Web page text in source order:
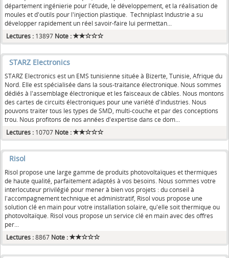
département ingénierie pour l'étude, le développement, et la réalisation de
moules et d'outils pour l'injection plastique. Techniplast Industrie a su
développer rapidement un réel savoir-faire lui permettan...
Lectures : 13897 Note :
STARZ Electronics
STARZ Electronics est un EMS tunisienne située à Bizerte, Tunisie, Afrique du
Nord. Elle est spécialisée dans la sous-traitance électronique. Nous sommes
dédiés à l'assemblage électronique et les faisceaux de câbles. Nous montons
des cartes de circuits électroniques pour une variété d'industries. Nous
pouvons traiter tous les types de SMD, multi-couche et par des conceptions
trou. Nous profitons de nos années d'expertise dans ce dom...
Lectures : 10707 Note :
Risol
Risol propose une large gamme de produits photovoltaïques et thermiques
de haute qualité, parfaitement adaptés à vos besoins. Nous sommes votre
interlocuteur privilégié pour mener à bien vos projets : du conseil à
l'accompagnement technique et administratif, Risol vous propose une
solution clé en main pour votre installation solaire, qu'elle soit thermique ou
photovoltaïque. Risol vous propose un service clé en main avec des offres
per...
Lectures :8867 Note :